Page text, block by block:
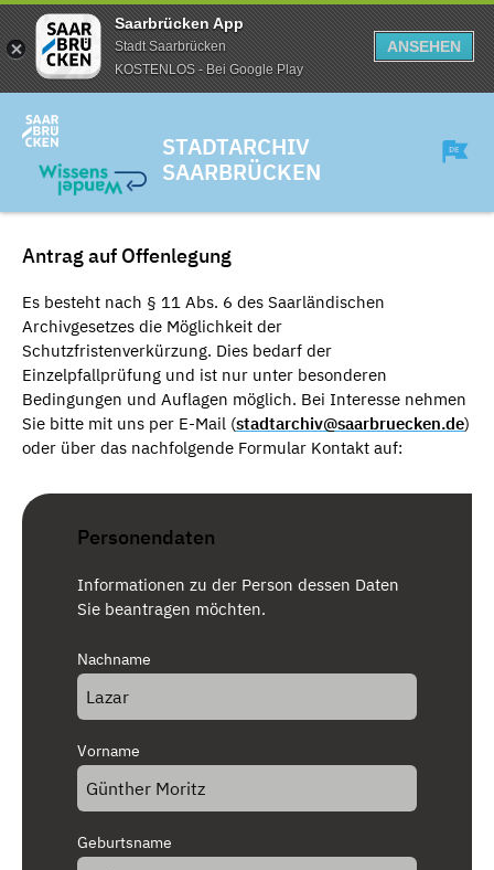
Saarbrücken App
Stadt Saarbrücken
KOSTENLOS - Bei Google Play
ANSEHEN
STADTARCHIV
SAARBRÜCKEN
Antrag auf Offenlegung
Es besteht nach § 11 Abs. 6 des Saarländischen
Archivgesetzes die Möglichkeit der
Schutzfristenverkürzung. Dies bedarf der
Einzelpfallprüfung und ist nur unter besonderen
Bedingungen und Auflagen möglich. Bei Interesse nehmen
Sie bitte mit uns per E-Mail (stadtarchiv@saarbruecken.de)
oder über das nachfolgende Formular Kontakt auf:
Personendaten
Informationen zu der Person dessen Daten
Sie beantragen möchten.
Nachname
Vorname
Geburtsname